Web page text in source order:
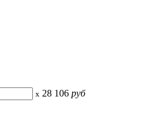
x 28 106 руб